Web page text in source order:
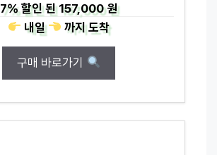
7%할인 된157,000 원
내일
까지도착
구매 바로가기